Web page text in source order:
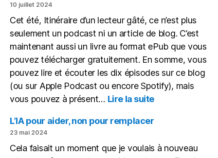
sous
forme
de
vidéo
10 juillet 2024
Cet été, Itinéraire d’un lecteur gâté, ce n’est plus
seulement un podcast ni un article de blog. C’est
maintenant aussi un livre au format ePub que vous
pouvez télécharger gratuitement. En somme, vous
pouvez lire et écouter les dix épisodes sur ce blog
(ou sur Apple Podcast ou encore Spotify), mais
vous pouvez à présent… Lire la suite:
articles,
un
L’IA pour aider, non pour remplacer
23 mai 2024
Cela faisait un moment que je voulais à nouveau